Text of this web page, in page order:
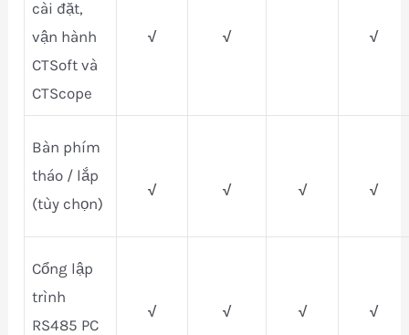
cài đặt,
vận hành
CTSoft và
CTScope
√ √ √
Bàn phím
tháo / lắp
(tùy chọn)
√ √ √ √
Cổng lập
trình
RS485 PC
√ √ √ √